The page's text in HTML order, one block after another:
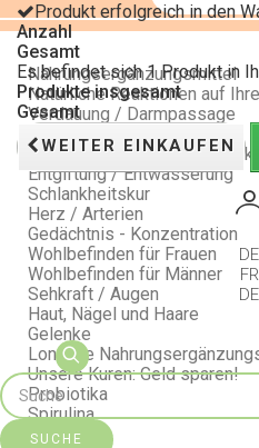
Produkt erfolgreich in den
Anzahl
Gesamt
Es befindet sich 1 Produkt in
Produkte insgesamt
Gesamt
WEITER EINKAUFEN
DE
FR
DE
SUCHE
Nahrungsergänzungsmittel
Natürliche Reaktionen auf
Verdauung / Darmpassage
Schlaf / Stimmung / Stress
Vitalität / Natürliche
Entgiftung / Entwässerung
Schlankheitskur
Herz / Arterien
Gedächtnis - Konzentration
Wohlbefinden für Frauen
Wohlbefinden für Männer
Sehkraft / Augen
Haut, Nägel und Haare
Gelenke
Longline
Unsere Kuren: Geld sparen!
Probiotika
Spirulina
Safrabiol